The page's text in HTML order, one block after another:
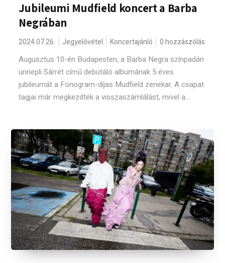
Jubileumi Mudfield koncert a Barba
Negrában
2024.07.26. Jegyelővétel Koncertajánló 0 hozzászólás
Augusztus 10-én Budapesten, a Barba Negra színpadán
ünnepli Sárrét című debütáló albumának 5 éves
jubileumát a Fonogram-díjas Mudfield zenekar. A csapat
tagjai már megkezdték a visszaszámlálást, mivel a...